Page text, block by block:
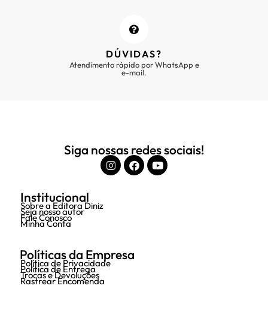
DÚVIDAS?
Atendimento rápido por WhatsApp e
e-mail.
Siga nossas redes sociais!
Institucional
Sobre a Editora Diniz
Seja nosso autor
Fale Conosco
Minha Conta
Políticas da Empresa
Política de Privacidade
Política de Entrega
Trocas e Devoluções
Rastrear Encomenda